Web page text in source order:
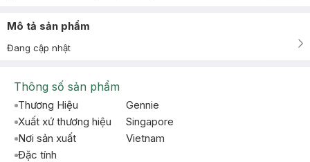
Mô tả sản phẩm
Đang cập nhật
Thông số sản phẩm
Thương Hiệu
Gennie
Xuất xứ thương hiệu
Singapore
Nơi sản xuất
Vietnam
Đặc tính